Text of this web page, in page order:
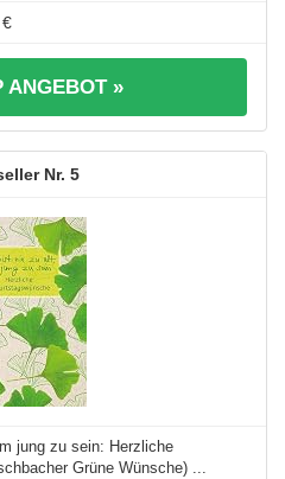
ANGEBOT »
5
jung zu sein: Herzliche
Grüne Wünsche) ...